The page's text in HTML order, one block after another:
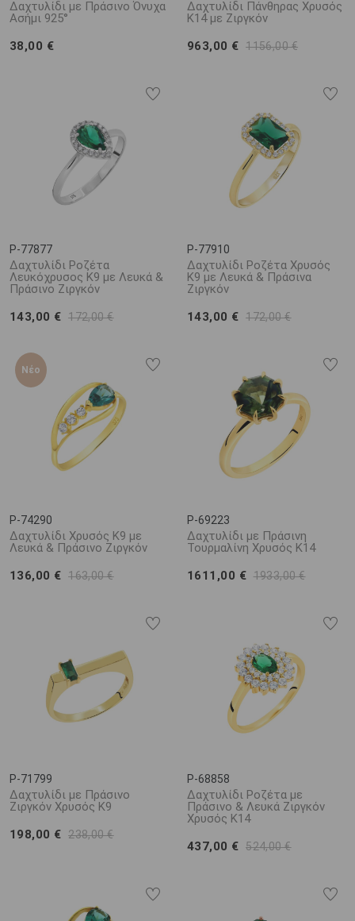
Δαχτυλίδι με Πράσινο Όνυχα
Ασήμι 925°
38,00 €
Δαχτυλίδι Πάνθηρας Χρυσός
Κ14 με Ζιργκόν
963,00 € 1156,00 €
P-77877
Δαχτυλίδι Ροζέτα
Λευκόχρυσος Κ9 με Λευκά &
Πράσινο Ζιργκόν
143,00 € 172,00 €
P-77910
Δαχτυλίδι Ροζέτα Χρυσός
Κ9 με Λευκά & Πράσινα
Ζιργκόν
143,00 € 172,00 €
Νέο
P-74290
Δαχτυλίδι Χρυσός Κ9 με
Λευκά & Πράσινο Ζιργκόν
136,00 € 163,00 €
P-69223
Δαχτυλίδι με Πράσινη
Τουρμαλίνη Χρυσός Κ14
1611,00 € 1933,00 €
P-71799
Δαχτυλίδι με Πράσινο
Ζιργκόν Χρυσός Κ9
198,00 € 238,00 €
P-68858
Δαχτυλίδι Ροζέτα με
Πράσινο & Λευκά Ζιργκόν
Χρυσός Κ14
437,00 € 524,00 €